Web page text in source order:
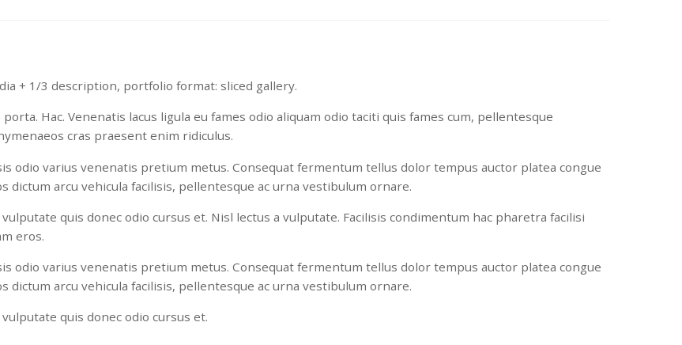
+ 1/3 description, portfolio format: sliced gallery.
Hac. Venenatis lacus ligula eu fames odio aliquam odio taciti quis fames cum, pellentesque
cras praesent enim ridiculus.
odio varius venenatis pretium metus. Consequat fermentum tellus dolor tempus auctor platea congue
arcu vehicula facilisis, pellentesque ac urna vestibulum ornare.
quis donec odio cursus et. Nisl lectus a vulputate. Facilisis condimentum hac pharetra facilisi
eros.
odio varius venenatis pretium metus. Consequat fermentum tellus dolor tempus auctor platea congue
arcu vehicula facilisis, pellentesque ac urna vestibulum ornare.
quis donec odio cursus et.